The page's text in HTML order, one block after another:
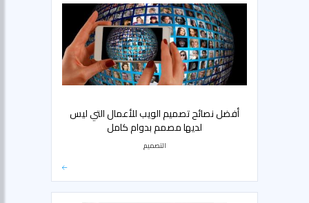
أفضل نصائح تصميم الويب للأعمال التي ليس
لديها مصمم بدوام كامل
التصميم